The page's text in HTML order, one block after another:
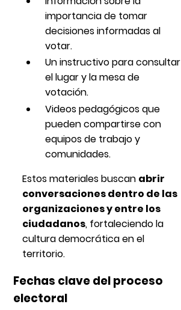
importancia de tomar
decisiones informadas al
votar.
Un instructivo para consultar
el lugar y la mesa de
votación.
Videos pedagógicos que
pueden compartirse con
equipos de trabajo y
comunidades.
Estos materiales buscan abrir
conversaciones dentro de las
organizaciones y entre los
ciudadanos, fortaleciendo la
cultura democrática en el
territorio.
Fechas clave del proceso
electoral